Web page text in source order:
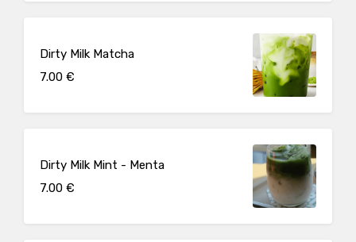
Dirty Milk Matcha
7.00 €
Dirty Milk Mint - Menta
7.00 €